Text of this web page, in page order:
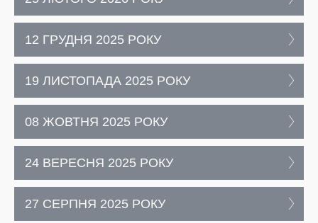
12 ГРУДНЯ 2025 РОКУ
19 ЛИСТОПАДА 2025 РОКУ
08 ЖОВТНЯ 2025 РОКУ
24 ВЕРЕСНЯ 2025 РОКУ
27 СЕРПНЯ 2025 РОКУ